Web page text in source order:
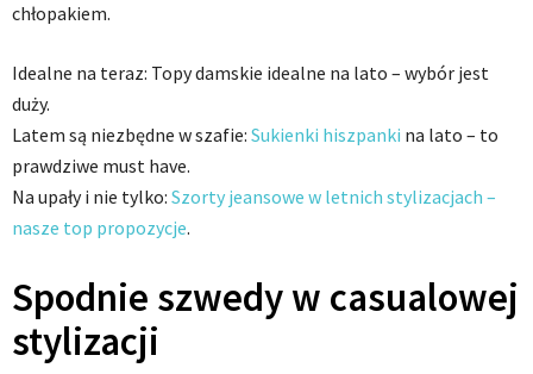
chłopakiem.
Idealne na teraz: Topy damskie idealne na lato – wybór jest
duży.
Latem są niezbędne w szafie: Sukienki hiszpanki na lato – to
prawdziwe must have.
Na upały i nie tylko: Szorty jeansowe w letnich stylizacjach –
nasze top propozycje.
Spodnie szwedy w casualowej
stylizacji